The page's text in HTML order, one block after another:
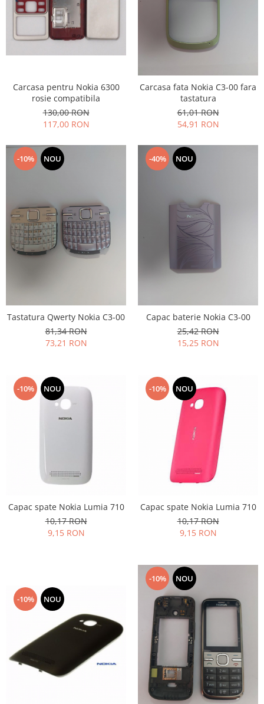
Carcasa pentru Nokia 6300
rosie compatibila
130,00 RON
117,00 RON
Carcasa fata Nokia C3-00 fara
tastatura
61,01 RON
54,91 RON
-10% NOU
Tastatura Qwerty Nokia C3-00
81,34 RON
73,21 RON
-40% NOU
Capac baterie Nokia C3-00
25,42 RON
15,25 RON
-10% NOU
Capac spate Nokia Lumia 710
10,17 RON
9,15 RON
-10% NOU
Capac spate Nokia Lumia 710
10,17 RON
9,15 RON
-10% NOU
-10% NOU